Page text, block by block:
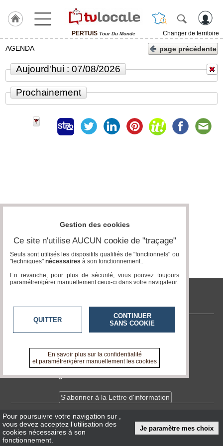
PERTUIS Tour Du Monde
Changer de territoire
J'adhère
ACCUEIL
PERTUIS
Gazette
Médias
groupe
Blogs
Prémium
annuaire
Accès
AGENDA page précédente
Aujourd'hui : 07/08/2026
Prochainement
tvlocale.fr
Contactez-nous
A propos de tvlocale.fr
Devenir délégué
S'abonner à la Lettre d'information
InfosCNIL/RGPD
Conditions Générales d'Utilisation
Pour poursuivre votre navigation sur
vous devez acceptez l’utilisation des
cookies nécessaires à son
fonctionnement.
Je paramètre mes choix
Gestion des cookies
Ce site n'utilise AUCUN cookie de "traçage"
Seuls sont utilisés les dispositifs qualifiés de "fonctionnels" ou
"techniques" nécessaires à son fonctionnement..
En revanche, pour plus de sécurité, vous pouvez toujours
paramétrer/gérer manuellement ceux-ci dans votre navigateur.
QUITTER
CONTINUER
SANS COOKIE
En savoir plus sur la confidentialité
et paramétrer/gérer manuellement les cookies